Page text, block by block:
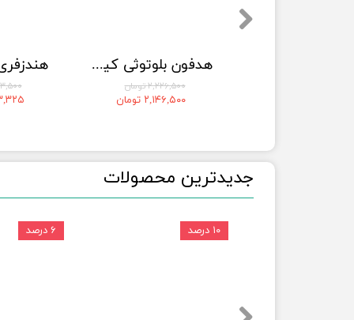
هدفون بلوتوثی کیو سی وای مدل T13
۲,۲۲۶,۵۰۰ تومان
۲,۱۴۶,۵۰۰ تومان
۶ درصد ۱۰ درصد
​جدیدترین محصولات